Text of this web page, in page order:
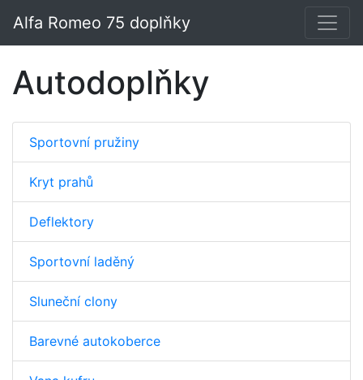
Alfa Romeo 75 doplňky
Autodoplňky
Sportovní pružiny
Kryt prahů
Deflektory
Sportovní laděný
Sluneční clony
Barevné autokoberce